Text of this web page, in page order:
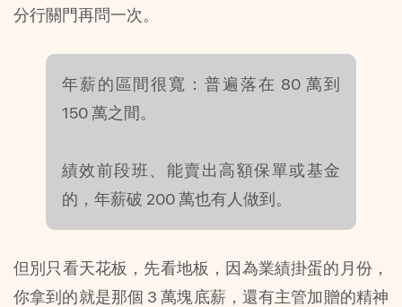
分行關門再問一次。
年薪的區間很寬：普遍落在 80 萬到
150 萬之間。
績效前段班、能賣出高額保單或基金
的，年薪破 200 萬也有人做到。
但別只看天花板，先看地板，因為業績掛蛋的月份，
你拿到的就是那個 3 萬塊底薪，還有主管加贈的精神